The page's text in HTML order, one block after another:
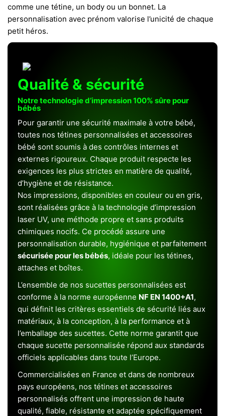
comme une tétine, un body ou un bonnet. La
personnalisation avec prénom valorise l’unicité de chaque
petit héros.
Qualité & sécurité
Notre technologie d’impression 100% sûre pour
bébés
Pour garantir une sécurité maximale à votre bébé,
toutes nos tétines personnalisées et accessoires
bébé sont soumis à des contrôles internes et
externes rigoureux. Chaque produit respecte les
exigences les plus strictes en matière de qualité,
d’hygiène et de résistance.
Nos impressions, disponibles en couleur ou en gris,
sont réalisées grâce à la technologie d’impression
laser UV, une méthode propre et sans produits
chimiques nocifs. Ce procédé assure une
personnalisation durable, hygiénique et parfaitement
sécurisée pour les bébés, idéale pour les tétines,
attaches et boîtes.
L’ensemble de nos sucettes personnalisées est
conforme à la norme européenne NF EN 1400+A1,
qui définit les critères essentiels de sécurité liés aux
matériaux, à la conception, à la performance et à
l’emballage des sucettes. Cette norme garantit que
chaque sucette personnalisée répond aux standards
officiels applicables dans toute l’Europe.
Commercialisées en France et dans de nombreux
pays européens, nos tétines et accessoires
personnalisés offrent une impression de haute
qualité, fiable, résistante et adaptée spécifiquement